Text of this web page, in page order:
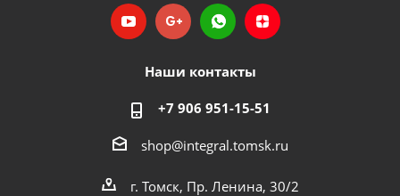
Наши контакты
+7 906 951-15-51
shop@integral.tomsk.ru
г. Томск, Пр. Ленина, 30/2